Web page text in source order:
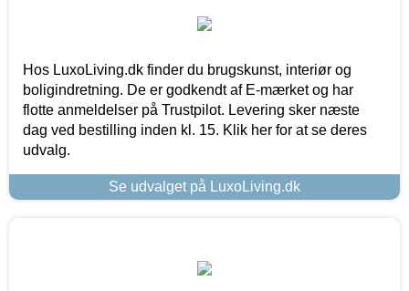
Hos LuxoLiving.dk finder du brugskunst, interiør og
boligindretning. De er godkendt af E-mærket og har
flotte anmeldelser på Trustpilot. Levering sker næste
dag ved bestilling inden kl. 15. Klik her for at se deres
udvalg.
Se udvalget på LuxoLiving.dk